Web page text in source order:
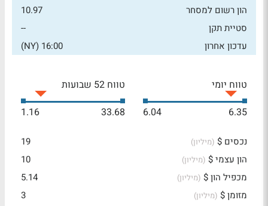
הון רשום למסחר
10.97
סטיית תקן
--
עדכון אחרון
16:00 (NY)
טווח יומי
6.35
6.04
טווח 52 שבועות
33.68
1.16
נכסים $ (מיליון)
19
הון עצמי $ (מיליון)
10
מכפיל הון $ (מיליון)
5.14
מזומן $ (מיליון)
3